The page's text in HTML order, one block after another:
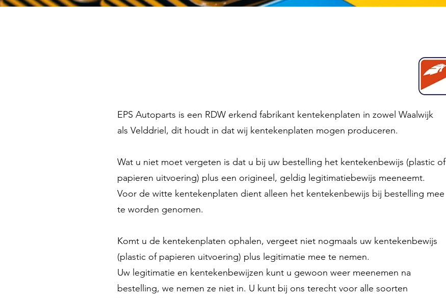
EPS Autoparts is een RDW erkend fabrikant kentekenplaten in zowel Waalwijk
als Velddriel, dit houdt in dat wij kentekenplaten mogen produceren.
Wat u niet moet vergeten is dat u bij uw bestelling het kentekenbewijs (plastic of
papieren uitvoering) plus een origineel, geldig legitimatiebewijs meeneemt.
Voor de witte kentekenplaten dient alleen het kentekenbewijs bij bestelling mee
te worden genomen.
Komt u de kentekenplaten ophalen, vergeet niet nogmaals uw kentekenbewijs
(plastic of papieren uitvoering) plus legitimatie mee te nemen.
Uw legitimatie en kentekenbewijzen kunt u gewoon weer meenemen na
bestelling, we nemen ze niet in. U kunt bij ons terecht voor alle soorten